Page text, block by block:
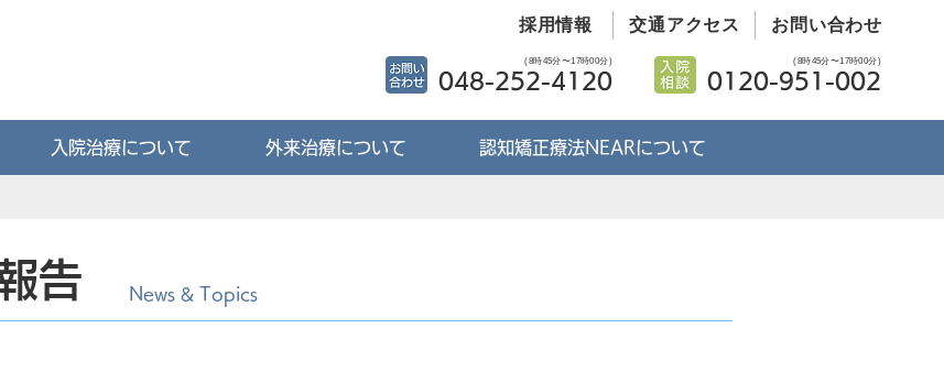
採用情報 交通アクセス お問い合わせ
(8時45分〜17時00分)
048-252-4120
(8時45分〜17時00分)
0120-951-002
入院治療について 外来治療について 認知矯正療法NEARについて
告 News & Topics